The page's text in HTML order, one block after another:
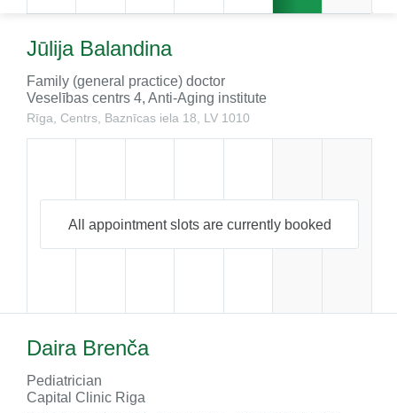
Jūlija Balandina
Family (general practice) doctor
Veselības centrs 4, Anti-Aging institute
Rīga, Centrs, Baznīcas iela 18, LV 1010
All appointment slots are currently booked
Daira Brenča
Pediatrician
Capital Clinic Riga